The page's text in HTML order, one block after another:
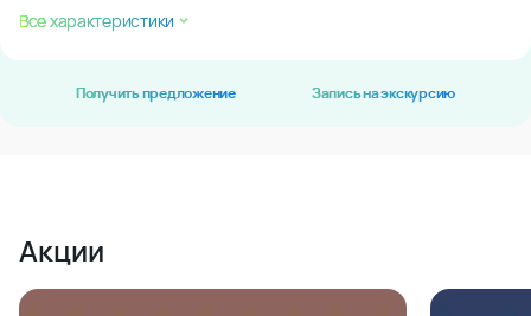
Все характеристики
Получить предложение Запись на экскурсию
Акции